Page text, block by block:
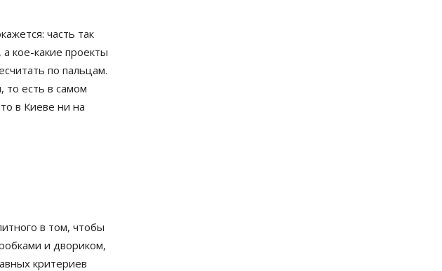
часть так
кое-какие проекты
по пальцам.
то есть в самом
в Киеве ни на
в том, чтобы
и двориком,
критериев